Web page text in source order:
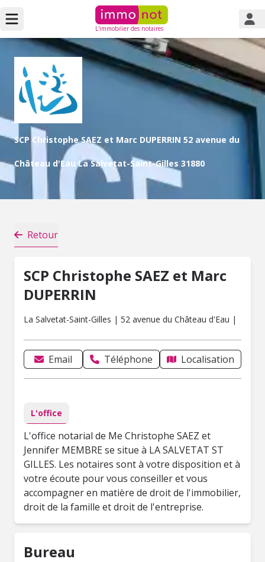
L'immobilier des notaires
SCP Christophe SAEZ et Marc DUPERRIN 52 avenue du
Château d'Eau La Salvetat-Saint-Gilles 31880
Retour
SCP Christophe SAEZ et Marc
DUPERRIN
La Salvetat-Saint-Gilles | 52 avenue du Château d'Eau |
Email Téléphone Localisation
L'office
L'office notarial de Me Christophe SAEZ et
Jennifer MEMBRE se situe à LA SALVETAT ST
GILLES. Les notaires sont à votre disposition et à
votre écoute pour vous conseiller et vous
accompagner en matière de droit de l'immobilier,
droit de la famille et droit de l'entreprise.
Bureau